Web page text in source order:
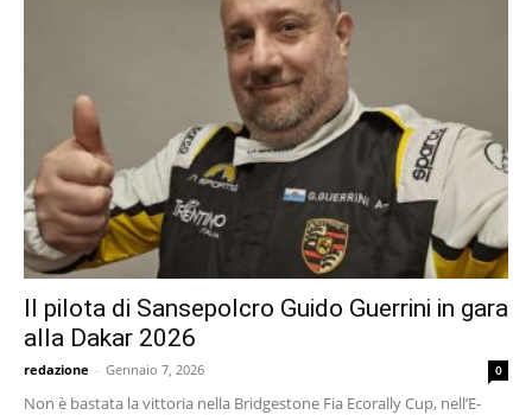
Il pilota di Sansepolcro Guido Guerrini in gara
alla Dakar 2026
redazione - Gennaio 7, 2026 0
Non è bastata la vittoria nella Bridgestone Fia Ecorally Cup, nell’E-